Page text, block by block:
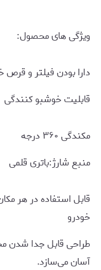
ویژگی های محصول:
دارا بودن فیلتر و
قابلیت خوشبو کنندگی
مکندگی ۳۶۰ درجه
منبع شارژ:باتری قلمی
قابل استفاده در هر
خودرو
طراحی قابل جدا شدن
آسان می‌سازد.